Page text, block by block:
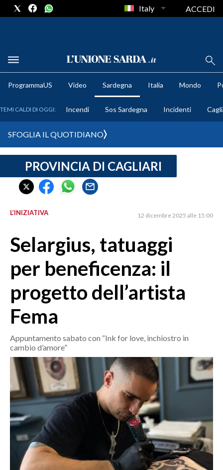
METEO
CRONACA SARDEGNA
CAGLIARI
SULCIS IGLESIENTE
ORISTANO E PROVINCIA
SASSARI E PROVINCIA
GALLURA
NUORO E PROVINCIA
OGLIASTRA
AGENDA
CRONACA
ITALIA
MONDO
POLITICA
ECONOMIA
SERVIZI ALLE IMPRESE
LAVORO
Italy ACCEDI
ProgrammaUS Video Sardegna Italia Mondo
TEMI CALDI DI OGGI: Incendi Sos Sardegna Incidenti
SFOGLIA IL QUOTIDIANO
PROVINCIA DI CAGLIARI
L’INIZIATIVA 12 dicembre 2025 alle 15:00
Selargius, tatuaggi
per beneficenza: il
progetto dell’artista
Fema
Appuntamento sabato con “Ink for love, inchiostro in
cambio d’amore”